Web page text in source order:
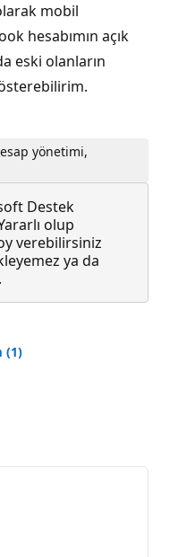
mobil
hesabımın açık
eski olanların
yönetimi,
Destek
olup
verebilirsiniz
ya da
(1)